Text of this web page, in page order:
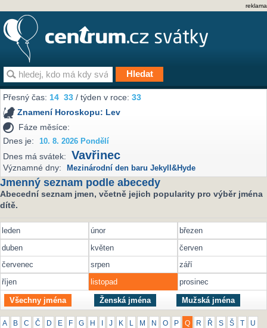
reklama
Přesný čas:14 33 / týden v roce:33
Znamení Horoskopu: Lev
Fáze měsíce:
Dnes je:
10. 8. 2026 Pondělí
Dnes má svátek: Vavřinec
Významné dny: Mezinárodní den baru Jekyll&Hyde
Jmenný seznam podle abecedy
Abecední seznam jmen, včetně jejich popularity pro výběr jména
dítě.
leden únor
březen
duben
květen
červen
červenec
srpen
září
říjen
listopad prosinec
Všechny jména Ženská jména Mužská jména
A B C Č D E F G H J K M N O P Q R Ř S Š U